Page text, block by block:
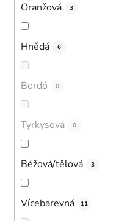
Oranžová 3
Hnědá 6
Bordó 0
Tyrkysová 0
Béžová/tělová 3
Vícebarevná 11